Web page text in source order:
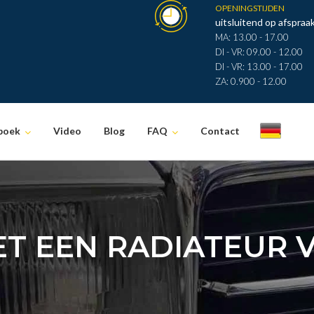
OPENINGSTIJDEN
uitsluitend op
MA: 13.00 - 17.00
DI - VR: 09.00 - 12.00
DI - VR: 13.00 - 17.00
ZA: 0.900 - 12.00
Video Blog FAQ Contact .
EEN RADIATEUR